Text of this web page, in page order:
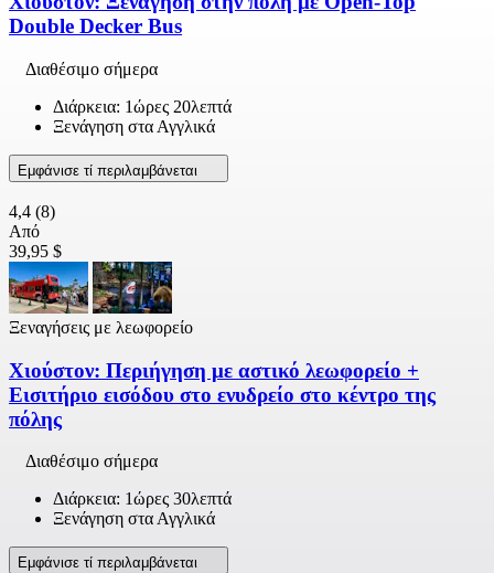
Double Decker Bus
Διαθέσιμο σήμερα
Διάρκεια: 1ώρες 20λεπτά
Ξενάγηση στα Αγγλικά
Εμφάνισε τί περιλαμβάνεται
4,4 (8)
Από
39,95 $
Ξεναγήσεις με λεωφορείο
Χιούστον: Περιήγηση με αστικό λεωφορείο +
Εισιτήριο εισόδου στο ενυδρείο στο κέντρο της
πόλης
Διαθέσιμο σήμερα
Διάρκεια: 1ώρες 30λεπτά
Ξενάγηση στα Αγγλικά
Εμφάνισε τί περιλαμβάνεται